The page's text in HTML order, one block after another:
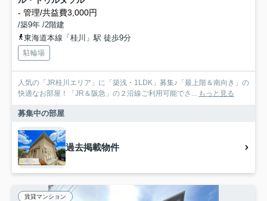
- 管理/共益費3,000円
/築9年 /2階建
東海道本線「桂川」駅 徒歩9分
駐輪場
人気の「JR桂川エリア」に「築浅・1LDK」募集♪「最上階＆南向き」の
快適なお部屋！「JR＆阪急」の２沿線ご利用可能でさ... もっと見る
募集中の部屋
過去掲載物件
賃貸マンション